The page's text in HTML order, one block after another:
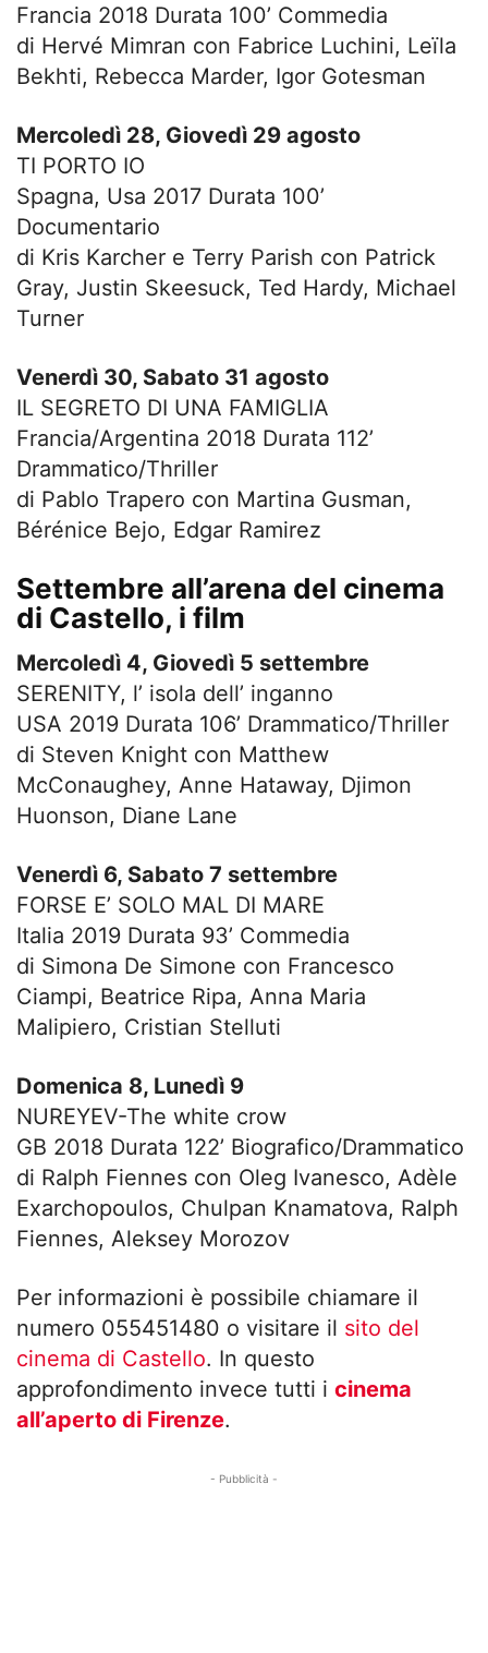
Francia 2018 Durata 100’ Commedia
di Hervé Mimran con Fabrice Luchini, Leïla
Bekhti, Rebecca Marder, Igor Gotesman
Mercoledì 28, Giovedì 29 agosto
TI PORTO IO
Spagna, Usa 2017 Durata 100’
Documentario
di Kris Karcher e Terry Parish con Patrick
Gray, Justin Skeesuck, Ted Hardy, Michael
Turner
Venerdì 30, Sabato 31 agosto
IL SEGRETO DI UNA FAMIGLIA
Francia/Argentina 2018 Durata 112’
Drammatico/Thriller
di Pablo Trapero con Martina Gusman,
Bérénice Bejo, Edgar Ramirez
Settembre all’arena del cinema
di Castello, i film
Mercoledì 4, Giovedì 5 settembre
SERENITY, l’ isola dell’ inganno
USA 2019 Durata 106’ Drammatico/Thriller
di Steven Knight con Matthew
McConaughey, Anne Hataway, Djimon
Huonson, Diane Lane
Venerdì 6, Sabato 7 settembre
FORSE E’ SOLO MAL DI MARE
Italia 2019 Durata 93’ Commedia
di Simona De Simone con Francesco
Ciampi, Beatrice Ripa, Anna Maria
Malipiero, Cristian Stelluti
Domenica 8, Lunedì 9
NUREYEV-The white crow
GB 2018 Durata 122’ Biografico/Drammatico
di Ralph Fiennes con Oleg Ivanesco, Adèle
Exarchopoulos, Chulpan Knamatova, Ralph
Fiennes, Aleksey Morozov
Per informazioni è possibile chiamare il
numero 055451480 o visitare il sito del
cinema di Castello. In questo
approfondimento invece tutti i cinema
all’aperto di Firenze.
- Pubblicità -